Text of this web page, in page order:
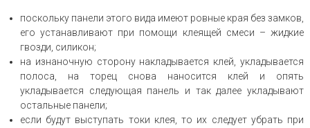
поскольку панели этого вида имеют ровные края без замков,
его устанавливают при помощи клеящей смеси – жидкие
гвозди, силикон;
на изнаночную сторону накладывается клей, укладывается
полоса, на торец снова наносится клей и опять
укладывается следующая панель и так далее укладывают
остальные панели;
если будут выступать токи клея, то их следует убрать при